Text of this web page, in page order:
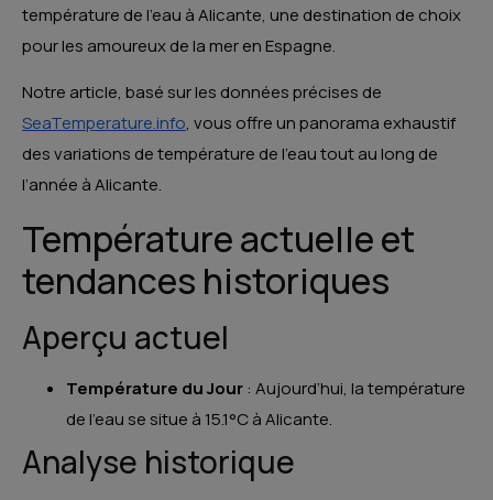
température de l’eau à Alicante, une destination de choix
pour les amoureux de la mer en Espagne.
Notre article, basé sur les données précises de
SeaTemperature.info, vous offre un panorama exhaustif
des variations de température de l’eau tout au long de
l’année à Alicante.
Température actuelle et
tendances historiques
Aperçu actuel
Température du Jour : Aujourd’hui, la température
de l’eau se situe à 15.1°C à Alicante.
Analyse historique